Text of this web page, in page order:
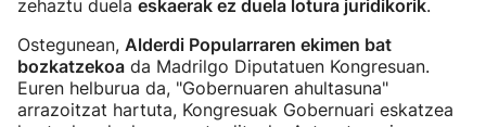
zehaztu duela eskaerak ez duela lotura juridikorik.
Ostegunean, Alderdi Popularraren ekimen bat
bozkatzekoa da Madrilgo Diputatuen Kongresuan.
Euren helburua da, "Gobernuaren ahultasuna"
arrazoitzat hartuta, Kongresuak Gobernuari eskatzea